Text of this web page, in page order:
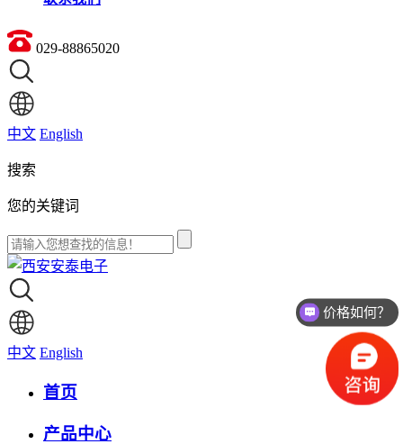
029-88865020
中文 English
搜索
您的关键词
中文 English
首页
产品中心
价格如何？